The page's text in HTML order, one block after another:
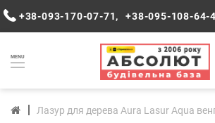
+38-093-170-07-71, +38-095-108-64-
MENU
Лазур для дерева Aura Lasur Aqua